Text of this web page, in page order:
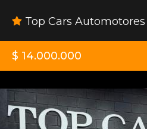
Top Cars Automotores
$ 14.000.000